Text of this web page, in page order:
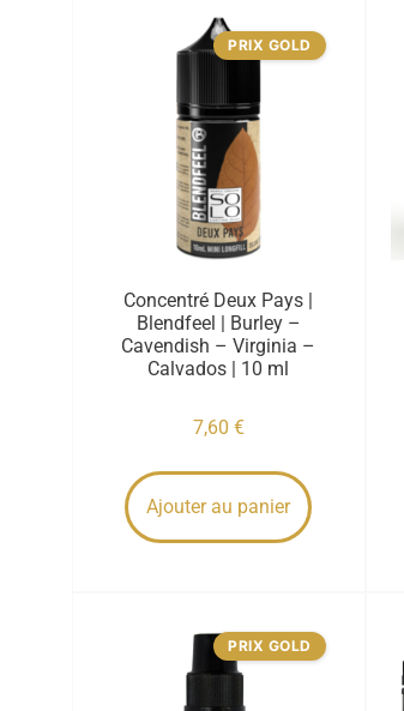
PRIX GOLD
Concentré Deux Pays |
Blendfeel | Burley –
Cavendish – Virginia –
Calvados | 10 ml
7,60 €
Ajouter au panier
PRIX GOLD